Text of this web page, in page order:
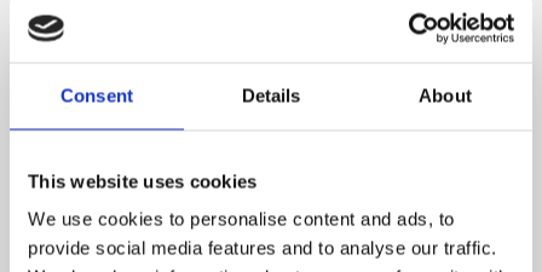
Consent Details About
This website uses cookies
We use cookies to personalise content and ads, to
provide social media features and to analyse our traffic.
Vi er glade for at kunne informere om, at vi har etableret
Eagle Club Indoor Golf Centre er et af de absolut førende
indendørs golfcentre i Danmark og tilbyder i alt 8
Trackman Simulatorer med den nyeste teknologi, hvilket